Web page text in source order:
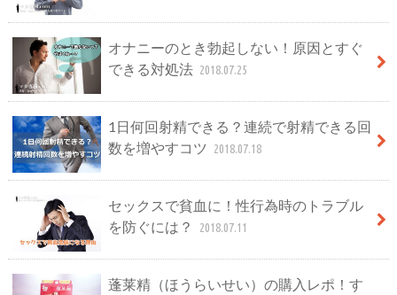
オナニーのとき勃起しない！原因とすぐ
できる対処法 2018.07.25
1日何回射精できる？連続で射精できる回
数を増やすコツ
2018.07.18
セックスで貧血に！性行為時のトラブル
を防ぐには？
2018.07.11
蓬莱精（ほうらいせい）の購入レポ！す